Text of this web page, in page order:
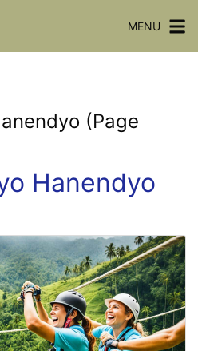
MENU
(Page
Hanendyo